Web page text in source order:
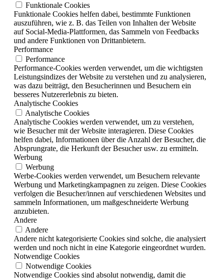
Funktionale Cookies
Funktionale Cookies helfen dabei, bestimmte Funktionen
auszuführen, wie z. B. das Teilen von Inhalten der Website
auf Social-Media-Plattformen, das Sammeln von Feedbacks
und andere Funktionen von Drittanbietern.
Performance
Performance
Performance-Cookies werden verwendet, um die wichtigsten
Leistungsindizes der Website zu verstehen und zu analysieren,
was dazu beiträgt, den Besucherinnen und Besuchern ein
besseres Nutzererlebnis zu bieten.
Analytische Cookies
Analytische Cookies
Analytische Cookies werden verwendet, um zu verstehen,
wie Besucher mit der Website interagieren. Diese Cookies
helfen dabei, Informationen über die Anzahl der Besucher, die
Absprungrate, die Herkunft der Besucher usw. zu ermitteln.
Werbung
Werbung
Werbe-Cookies werden verwendet, um Besuchern relevante
Werbung und Marketingkampagnen zu zeigen. Diese Cookies
verfolgen die Besucher/innen auf verschiedenen Websites und
sammeln Informationen, um maßgeschneiderte Werbung
anzubieten.
Andere
Andere
Andere nicht kategorisierte Cookies sind solche, die analysiert
werden und noch nicht in eine Kategorie eingeordnet wurden.
Notwendige Cookies
Notwendige Cookies
Notwendige Cookies sind absolut notwendig, damit die